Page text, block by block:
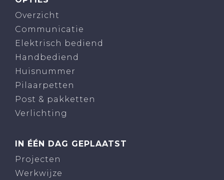
Overzicht
Communicatie
Elektrisch bediend
Handbediend
Huisnummer
Pilaarpetten
Post & pakketten
Verlichting
IN ÉÉN DAG GEPLAATST
Projecten
Werkwijze